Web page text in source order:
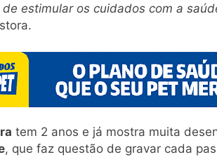
estimular os cuidados com a
tem 2 anos e já mostra muita
, que faz questão de gravar cada